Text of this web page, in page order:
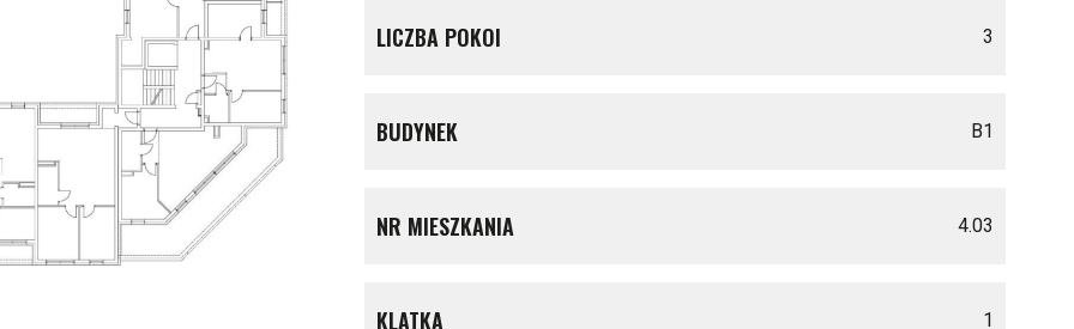
LICZBA POKOI 3
BUDYNEK B1
NR MIESZKANIA 4.03
KLATKA 1